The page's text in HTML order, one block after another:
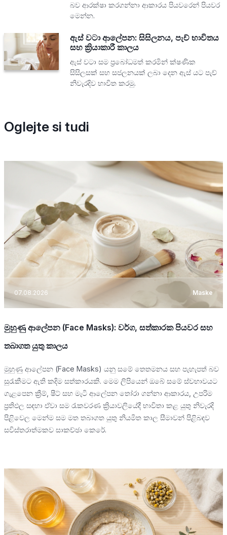
බව ආරක්ෂා කරගන්නා ආකාරය පියවරෙන් පියවර
මෙන්න.
ඇස් වටා ආලේපන: සිසිලනය, පැච් භාවිතය
සහ ක්‍රියාකාරී කාලය
ඇස් වටා සම ප්‍රබෝධමත් කරමින් ක්ෂණික
සිසිලසක් සහ සජලනයක් ලබා දෙන ඇස් යට පැච්
නිවැරදිව භාවිත කරමු.
Oglejte si tudi
07.08.2026 Maske
මුහුණු ආලේපන (Face Masks): වර්ග, සත්කාරක පියවර සහ
තබාගත යුතු කාලය
මුහුණු ආලේපන (Face Masks) යනු සමේ තෙතමනය සහ පැහැපත් බව
සුරැකීමට ඇති කදිම සත්කාරයකි. මෙම ලිපියෙන් ඔබේ සමේ ස්වභාවයට
ගැළපෙන ක්‍රීම්, ෂීට් සහ මැටි ආලේපන තෝරා ගන්නා ආකාරය, උපරිම
ප්‍රතිඵල සඳහා ඒවා සම රැකවරණ ක්‍රියාවලියේදී භාවිතා කළ යුතු නිවැරදි
පිළිවෙල මෙන්ම සම මත තබාගත යුතු නියමිත කාල සීමාවන් පිළිබඳව
සවිස්තරාත්මකව සාකච්ඡා කෙරේ.